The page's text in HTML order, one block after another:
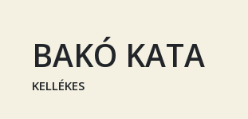
BAKÓ KATA
KELLÉKES